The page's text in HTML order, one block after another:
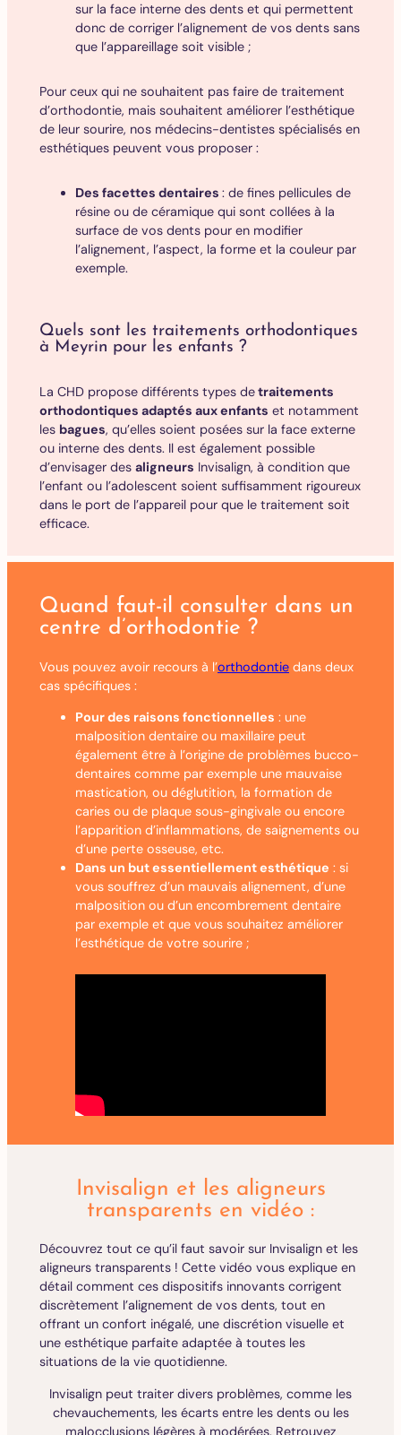
sur la face interne des dents et qui permettent
donc de corriger l’alignement de vos dents sans
que l’appareillage soit visible ;
Pour ceux qui ne souhaitent pas faire de traitement
d’orthodontie, mais souhaitent améliorer l’esthétique
de leur sourire, nos médecins-dentistes spécialisés en
esthétiques peuvent vous proposer :
Des facettes dentaires : de fines pellicules de
résine ou de céramique qui sont collées à la
surface de vos dents pour en modifier
l’alignement, l’aspect, la forme et la couleur par
exemple.
Quels sont les traitements orthodontiques
à Meyrin pour les enfants ?
La CHD propose différents types detraitements
orthodontiques adaptés aux enfants et notamment
les bagues, qu’elles soient posées sur la face externe
ou interne des dents. Il est également possible
d’envisager des aligneurs Invisalign, à condition que
l’enfant ou l’adolescent soient suffisamment rigoureux
dans le port de l’appareil pour que le traitement soit
efficace.
Quand faut-il consulter dans un
centre d’orthodontie ?
Vous pouvez avoir recours à l’orthodontie dans deux
cas spécifiques :
Pour des raisons fonctionnelles : une
malposition dentaire ou maxillaire peut
également être à l’origine de problèmes bucco-
dentaires comme par exemple une mauvaise
mastication, ou déglutition, la formation de
caries ou de plaque sous-gingivale ou encore
l’apparition d’inflammations, de saignements ou
d’une perte osseuse, etc.
Dans un but essentiellement esthétique : si
vous souffrez d’un mauvais alignement, d’une
malposition ou d’un encombrement dentaire
par exemple et que vous souhaitez améliorer
l’esthétique de votre sourire ;
Invisalign et les aligneurs
transparents en vidéo :
Découvrez tout ce qu’il faut savoir sur Invisalign et les
aligneurs transparents ! Cette vidéo vous explique en
détail comment ces dispositifs innovants corrigent
discrètement l’alignement de vos dents, tout en
offrant un confort inégalé, une discrétion visuelle et
une esthétique parfaite adaptée à toutes les
situations de la vie quotidienne.
Invisalign peut traiter divers problèmes, comme les
chevauchements, les écarts entre les dents ou les
malocclusions légères à modérées. Retrouvez